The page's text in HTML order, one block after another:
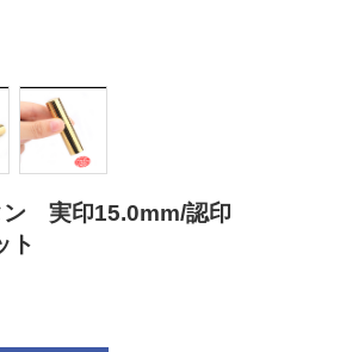
ン 実印15.0mm/認印
ト